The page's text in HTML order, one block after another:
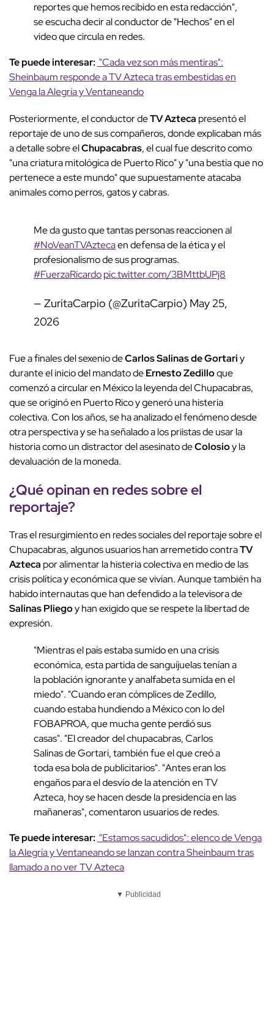
reportes que hemos recibido en esta redacción",
se escucha decir al conductor de "Hechos" en el
video que circula en redes.
Te puede interesar: "Cada vez son más mentiras":
Sheinbaum responde a TV Azteca tras embestidas en
Venga la Alegría y Ventaneando
Posteriormente, el conductor deTV Azteca presentó el
reportaje de uno de sus compañeros, donde explicaban más
a detalle sobre elChupacabras, el cual fue descrito como
"una criatura mitológica de Puerto Rico" y "una bestia que no
pertenece a este mundo" que supuestamente atacaba
animales como perros, gatos y cabras.
Me da gusto que tantas personas reaccionen al
#NoVeanTVAztecaen defensa de la ética y el
profesionalismo de sus programas.
#FuerzaRicardopic.twitter.com/3BMttbUPj8
— ZuritaCarpio (@ZuritaCarpio) May 25,
2026
Fue a finales del sexenio deCarlos Salinas de Gortariy
durante el inicio del mandato deErnesto Zedilloque
comenzó a circular en México la leyenda del Chupacabras,
que se originó en Puerto Rico y generó una histeria
colectiva. Con los años, se ha analizado el fenómeno desde
otra perspectiva y se ha señalado a los priistas de usar la
historia como un distractor del asesinato deColosioy la
devaluación de la moneda.
¿Qué opinan en redes sobre el
reportaje?
Tras el resurgimiento en redes sociales del reportaje sobre el
Chupacabras, algunos usuarios han arremetido contraTV
Azteca por alimentar la histeria colectiva en medio de las
crisis política y económica que se vivían. Aunque también ha
habido internautas que han defendido a la televisora de
Salinas Pliegoy han exigido que se respete la libertad de
expresión.
"Mientras el país estaba sumido en una crisis
económica, esta partida de sanguijuelas tenían a
la población ignorante y analfabeta sumida en el
miedo". "Cuando eran cómplices de Zedillo,
cuando estaba hundiendo a México con lo del
FOBAPROA, que mucha gente perdió sus
casas". "El creador del chupacabras, Carlos
Salinas de Gortari, también fue el que creó a
toda esa bola de publicitarios". "Antes eran los
engaños para el desvío de la atención en TV
Azteca, hoy se hacen desde la presidencia en las
mañaneras", comentaron usuarios de redes.
Te puede interesar: "Estamos sacudidos": elenco de Venga
la Alegría y Ventaneando se lanzan contra Sheinbaum tras
llamado a no ver TV Azteca
▼ Publicidad